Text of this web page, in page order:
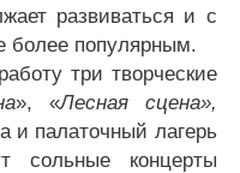
развиваться и с
более популярным.
три творческие
», «Лесная сцена»,
и палаточный лагерь
сольные концерты